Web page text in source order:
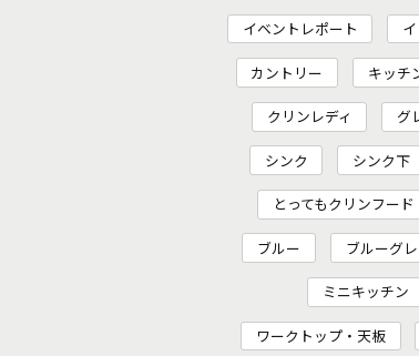
イベントレポート
カントリー キッチ
クリンレディ グ
シンク シンク下
とってもクリンフード
ブルー ブルーグ
ミニキッチン
ワークトップ・天板